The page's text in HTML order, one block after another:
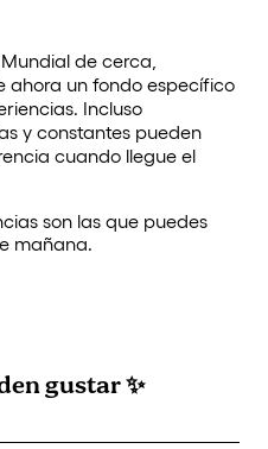
de cerca,
ahora un fondo específico
Incluso
y constantes pueden
cuando llegue el
son las que puedes
mañana.
gustar✨